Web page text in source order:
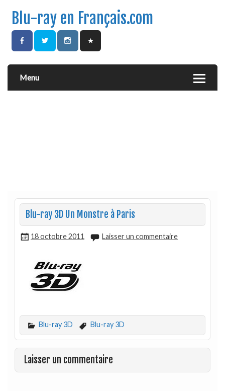
Blu-ray en Français.com
Menu
Blu-ray 3D Un Monstre à Paris
18 octobre 2011 Laisser un commentaire
Blu-ray 3D Blu-ray 3D
Laisser un commentaire